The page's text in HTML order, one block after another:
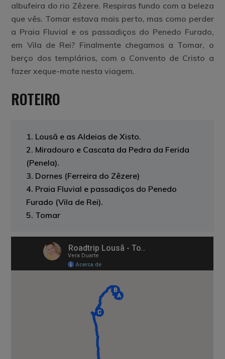
albufeira do rio Zêzere. Respiras fundo com a beleza
que vês. Tomar estava mais perto, mas como perder
a Praia Fluvial e os passadiços do Penedo Furado,
em Vila de Rei? Finalmente chegamos a Tomar, o
berço dos templários, com o Convento de Cristo a
fazer xeque-mate nesta viagem.
ROTEIRO
1. Lousã e as Aldeias de Xisto.
2. Miradouro e Cascata da Pedra da Ferida
(Penela).
3. Dornes (Ferreira do Zêzere)
4. Praia Fluvial e passadiços do Penedo
Furado (Vila de Rei).
5. Tomar